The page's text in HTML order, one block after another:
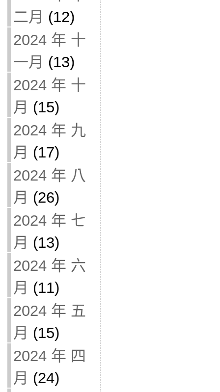
二月 (12)
2024 年 十
一月 (13)
2024 年 十
月 (15)
2024 年 九
月 (17)
2024 年 八
月 (26)
2024 年 七
月 (13)
2024 年 六
月 (11)
2024 年 五
月 (15)
2024 年 四
月 (24)